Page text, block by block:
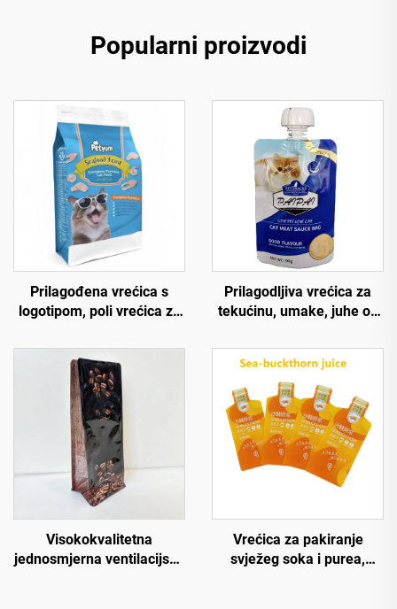
Popularni proizvodi
Prilagođena vrećica s
logotipom, poli vrećica za
vrećica s gumenim
zatvaračem, aluminijska
folija s prozorom za
ambalažu hrane za pse
Prilagodljiva vrećica za
tekućinu, umake, juhe od
aluminijske folije, otporna
na visoke temperature,
doypack vrećica s
mlaznicom za retortiranje
121 °C
Visokokvalitetna
jednosmjerna ventilacijska
Vrećica za pakiranje
svježeg soka i purea,